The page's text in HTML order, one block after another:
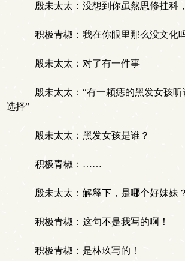
殷未太太：没想到你虽然思修挂科
积极青椒：我在你眼里那么没文化
殷未太太：对了有一件事
殷未太太：“有一颗痣的黑发女孩听
选择”
殷未太太：黑发女孩是谁？
积极青椒：……
殷未太太：解释下，是哪个好妹妹？
积极青椒：这句不是我写的啊！
积极青椒：是林玖写的！